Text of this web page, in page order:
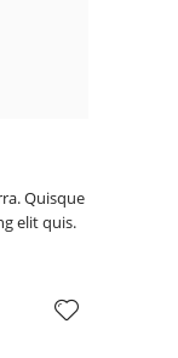
Quisque
elit quis.